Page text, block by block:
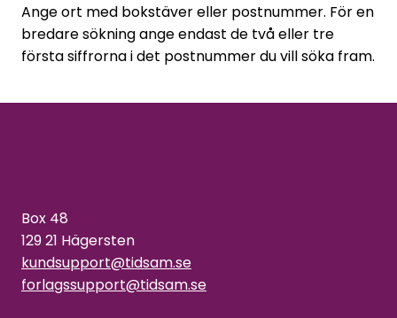
Ange ort med bokstäver eller postnummer. För en
bredare sökning ange endast de två eller tre
första siffrorna i det postnummer du vill söka fram.
Box 48
129 21 Hägersten
kundsupport@tidsam.se
forlagssupport@tidsam.se